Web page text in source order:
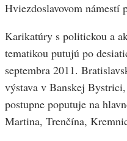
Hviezdoslavovom námestí
Karikatúry s politickou a
tematikou putujú po
septembra 2011.
výstava v Banskej
postupne poputuje na
Martina, Trenčína,